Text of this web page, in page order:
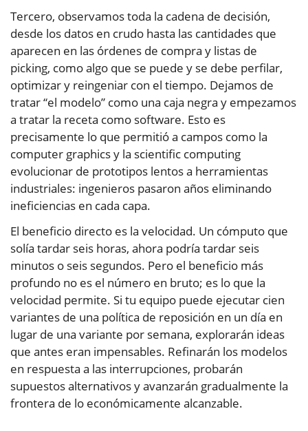
Tercero, observamos toda la cadena de decisión,
desde los datos en crudo hasta las cantidades que
aparecen en las órdenes de compra y listas de
picking, como algo que se puede y se debe perfilar,
optimizar y reingeniar con el tiempo. Dejamos de
tratar “el modelo” como una caja negra y empezamos
a tratar la receta como software. Esto es
precisamente lo que permitió a campos como la
computer graphics y la scientific computing
evolucionar de prototipos lentos a herramientas
industriales: ingenieros pasaron años eliminando
ineficiencias en cada capa.
El beneficio directo es la velocidad. Un cómputo que
solía tardar seis horas, ahora podría tardar seis
minutos o seis segundos. Pero el beneficio más
profundo no es el número en bruto; es lo que la
velocidad permite. Si tu equipo puede ejecutar cien
variantes de una política de reposición en un día en
lugar de una variante por semana, explorarán ideas
que antes eran impensables. Refinarán los modelos
en respuesta a las interrupciones, probarán
supuestos alternativos y avanzarán gradualmente la
frontera de lo económicamente alcanzable.